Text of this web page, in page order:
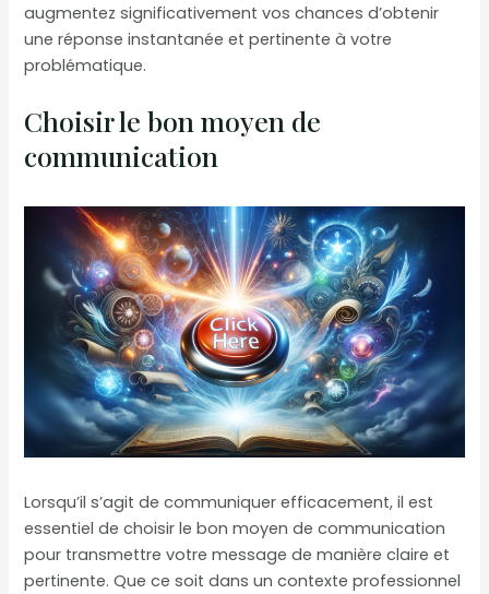
augmentez significativement vos chances d’obtenir
une réponse instantanée et pertinente à votre
problématique.
Choisir le bon moyen de
communication
Lorsqu’il s’agit de communiquer efficacement, il est
essentiel de choisir le bon moyen de communication
pour transmettre votre message de manière claire et
pertinente. Que ce soit dans un contexte professionnel